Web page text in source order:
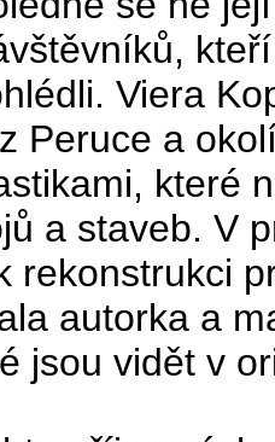
Viera
Peruce a
které
a staveb. V
rekonstrukci
autorka a
jsou vidět v